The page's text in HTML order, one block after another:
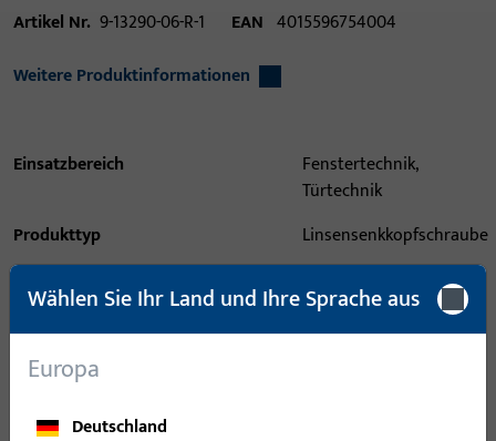
Artikel Nr. 9-13290-06-R-1 EAN 4015596754004
Weitere Produktinformationen
Einsatzbereich
Fenstertechnik,
Türtechnik
Produkttyp
Linsensenkkopfschraube
Cyanidisch galvanisch
verzinkt
Wählen Sie Ihr Land und Ihre Sprache aus
Europa
Deutschland